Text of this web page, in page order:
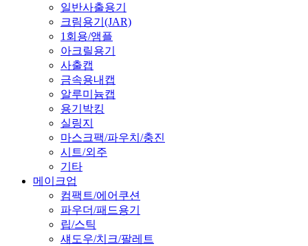
일반사출용기
크림용기(JAR)
1회용/앰플
아크릴용기
사출캡
금속용내캡
알루미늄캡
용기박킹
실링지
마스크팩/파우치/충진
시트/외주
기타
메이크업
컴팩트/에어쿠션
파우더/패드용기
립/스틱
섀도우/치크/팔레트